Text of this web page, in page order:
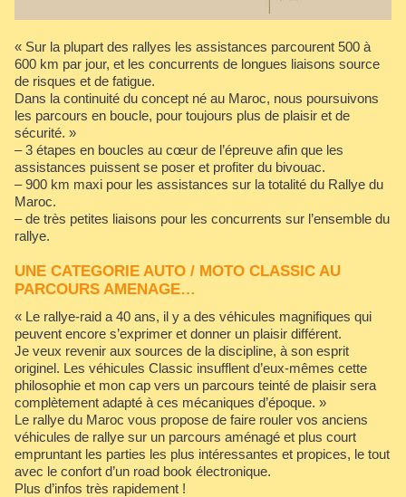
« Sur la plupart des rallyes les assistances parcourent 500 à
600 km par jour, et les concurrents de longues liaisons source
de risques et de fatigue.
Dans la continuité du concept né au Maroc, nous poursuivons
les parcours en boucle, pour toujours plus de plaisir et de
sécurité. »
– 3 étapes en boucles au cœur de l’épreuve afin que les
assistances puissent se poser et profiter du bivouac.
– 900 km maxi pour les assistances sur la totalité du Rallye du
Maroc.
– de très petites liaisons pour les concurrents sur l’ensemble du
rallye.
UNE CATEGORIE AUTO / MOTO CLASSIC AU
PARCOURS AMENAGE…
« Le rallye-raid a 40 ans, il y a des véhicules magnifiques qui
peuvent encore s’exprimer et donner un plaisir différent.
Je veux revenir aux sources de la discipline, à son esprit
originel. Les véhicules Classic insufflent d’eux-mêmes cette
philosophie et mon cap vers un parcours teinté de plaisir sera
complètement adapté à ces mécaniques d’époque. »
Le rallye du Maroc vous propose de faire rouler vos anciens
véhicules de rallye sur un parcours aménagé et plus court
empruntant les parties les plus intéressantes et propices, le tout
avec le confort d’un road book électronique.
Plus d’infos très rapidement !